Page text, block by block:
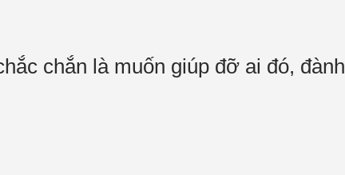
chắn là muốn giúp đỡ ai đó, đành